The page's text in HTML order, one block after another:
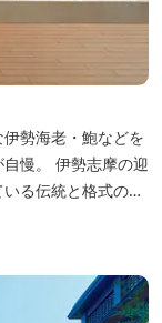
勢海老・鮑などを
慢。 伊勢志摩の迎
る伝統と格式のあ
・クラブ」が誕
ジ、パールオーシ